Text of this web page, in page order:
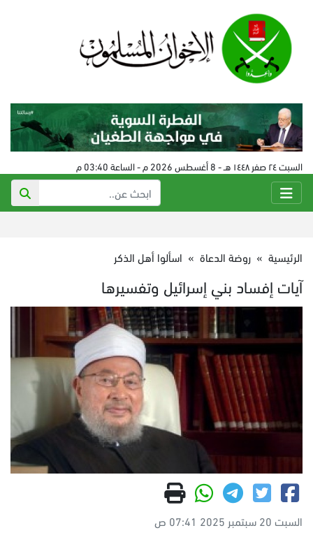
السبت ٢٤ صفر ١٤٤٨ هـ - 8 أغسطس 2026 م - الساعة 03:40 م
الرئيسية » روضة الدعاة » اسألوا أهل الذكر
آيات إفساد بني إسرائيل وتفسيرها
السبت 20 سبتمبر 2025 07:41 ص